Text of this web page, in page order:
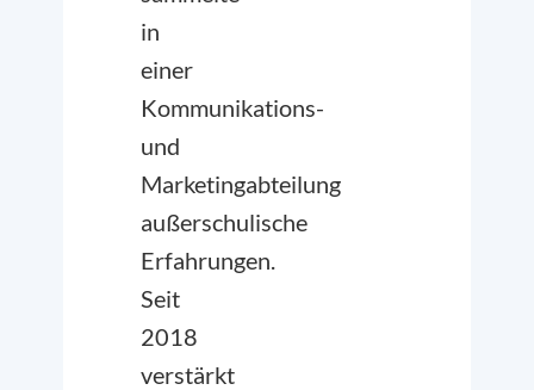
in
einer
Kommunikations-
und
Marketingabteilung
außerschulische
Erfahrungen.
Seit
2018
verstärkt